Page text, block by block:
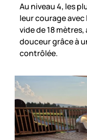
Au niveau 4, les
leur courage avec
vide de 18
douceur grâce à
contrôlée.